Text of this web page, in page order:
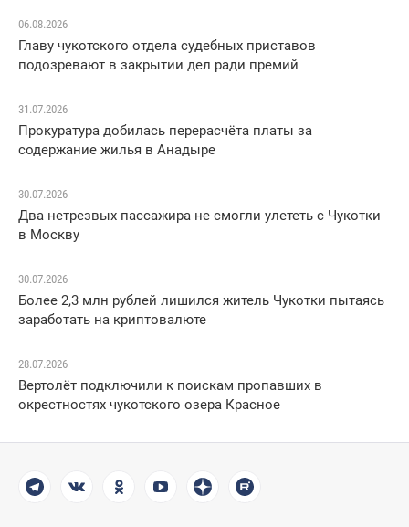
06.08.2026
Главу чукотского отдела судебных приставов
подозревают в закрытии дел ради премий
31.07.2026
Прокуратура добилась перерасчёта платы за
содержание жилья в Анадыре
30.07.2026
Два нетрезвых пассажира не смогли улететь с Чукотки
в Москву
30.07.2026
Более 2,3 млн рублей лишился житель Чукотки пытаясь
заработать на криптовалюте
28.07.2026
Вертолёт подключили к поискам пропавших в
окрестностях чукотского озера Красное